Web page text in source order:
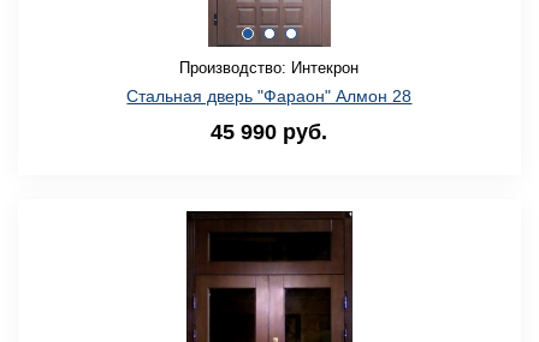
Производство: Интекрон
Стальная дверь "Фараон" Алмон 28
45 990 руб.